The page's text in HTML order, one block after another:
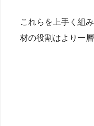
これらを上手く組
材の役割はより一